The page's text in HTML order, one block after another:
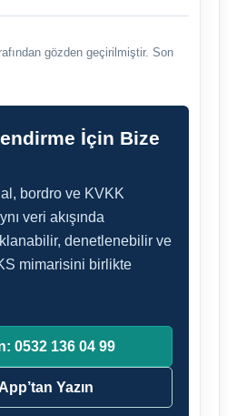
gözden geçirilmiştir. Son
İçin Bize
bordro ve KVKK
veri akışında
denetlenebilir ve
mimarisini birlikte
0532 136 04 99
Yazın